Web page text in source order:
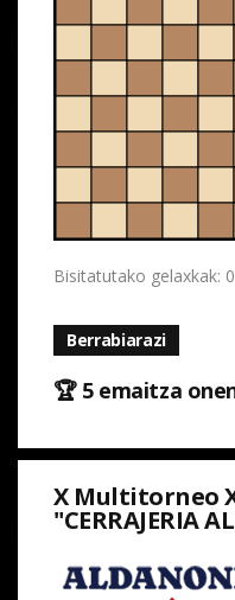
Bisitatutako gelaxkak: 0
Berrabiarazi
🏆 5 emaitza
X Multitorneo
"CERRAJERIA